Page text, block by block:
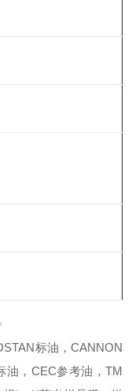
标油，CANNON
油，CEC参考油，TM